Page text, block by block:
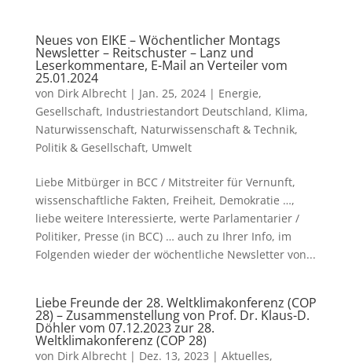
Neues von EIKE – Wöchentlicher Montags
Newsletter – Reitschuster – Lanz und
Leserkommentare, E-Mail an Verteiler vom
25.01.2024
von Dirk Albrecht| Jan. 25, 2024| Energie,
Gesellschaft, Industriestandort Deutschland, Klima,
Naturwissenschaft, Naturwissenschaft & Technik,
Politik & Gesellschaft, Umwelt
Liebe Mitbürger in BCC / Mitstreiter für Vernunft,
wissenschaftliche Fakten, Freiheit, Demokratie …,
liebe weitere Interessierte, werte Parlamentarier /
Politiker, Presse (in BCC) … auch zu Ihrer Info, im
Folgenden wieder der wöchentliche Newsletter von...
Liebe Freunde der 28. Weltklimakonferenz (COP
28) – Zusammenstellung von Prof. Dr. Klaus-D.
Döhler vom 07.12.2023 zur 28.
Weltklimakonferenz (COP 28)
von Dirk Albrecht| Dez. 13, 2023 | Aktuelles,